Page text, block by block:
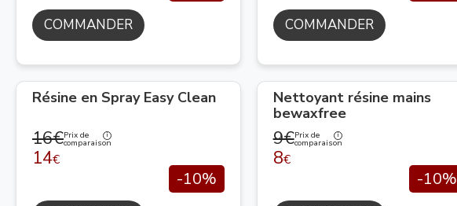
COMMANDER COMMANDER
Résine en Spray Easy Clean
16€Prix de
comparaison
14€
-10%
Nettoyant résine mains
bewaxfree
9€Prix de
comparaison
8€
-10%